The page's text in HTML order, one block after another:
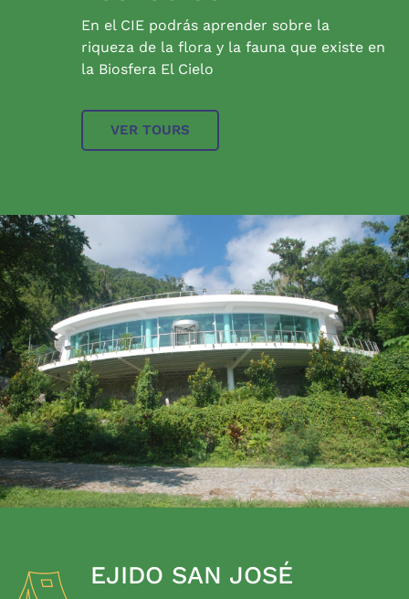
En el CIE podrás aprender sobre la
riqueza de la flora y la fauna que existe en
la Biosfera El Cielo
VER TOURS
EJIDO SAN JOSÉ